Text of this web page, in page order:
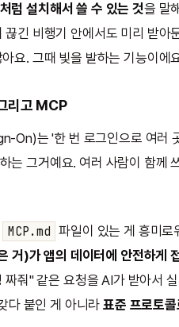
럼 설치해서 쓸 수 있는 것을 말
끊긴 비행기 안에서도 미리 받아
요. 그때 빛을 발하는 기능이에
리고 MCP
On)는 '한 번 로그인으로 여러
는 그거예요. 여러 사람이 함께
MCP.md 파일이 있는 게 흥미로
거)가 앱의 데이터에 안전하게
짜줘" 같은 요청을 AI가 받아서
다 붙인 게 아니라표준 프로토